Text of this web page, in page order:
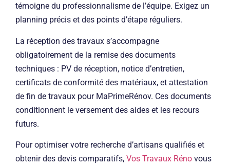
témoigne du professionnalisme de l’équipe. Exigez un
planning précis et des points d’étape réguliers.
La réception des travaux s’accompagne
obligatoirement de la remise des documents
techniques : PV de réception, notice d’entretien,
certificats de conformité des matériaux, et attestation
de fin de travaux pour MaPrimeRénov. Ces documents
conditionnent le versement des aides et les recours
futurs.
Pour optimiser votre recherche d’artisans qualifiés et
obtenir des devis comparatifs, Vos Travaux Réno vous